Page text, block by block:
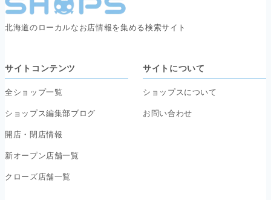
北海道のローカルなお店情報を集める検索サイト
サイトコンテンツ
全ショップ一覧
ショップス編集部ブログ
開店・閉店情報
新オープン店舗一覧
クローズ店舗一覧
サイトについて
ショップスについて
お問い合わせ